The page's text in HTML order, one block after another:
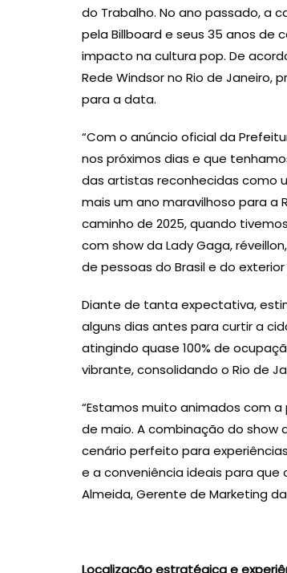
do Trabalho. No ano passado, a
pela Billboard e seus 35 anos de
impacto na cultura pop. De
Rede Windsor no Rio de
para a data.
“Com o anúncio oficial da
nos próximos dias e que
das artistas reconhecidas como
mais um ano maravilhoso para a
caminho de 2025, quando
com show da Lady Gaga,
de pessoas do Brasil e do
Diante de tanta expectativa,
alguns dias antes para curtir a
atingindo quase 100% de
vibrante, consolidando o Rio de
“Estamos muito animados com
de maio. A combinação do show
cenário perfeito para
e a conveniência ideais para
Almeida, Gerente de Marketing
Localização estratégica e